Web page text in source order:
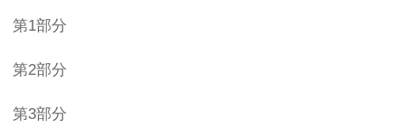
第1部分
第2部分
第3部分